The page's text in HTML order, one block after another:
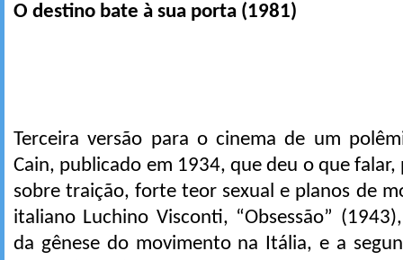
O destino bate à sua porta (1981)
Terceira versão para o cinema de um
Cain, publicado em 1934, que deu o que
sobre traição, forte teor sexual e planos de
italiano Luchino Visconti, “Obsessão”
da gênese do movimento na Itália, e a